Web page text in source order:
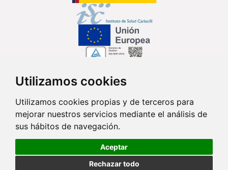
Utilizamos cookies
Utilizamos cookies propias y de terceros para
mejorar nuestros servicios mediante el análisis de
sus hábitos de navegación.
Aceptar
Rechazar todo
Síguenos en...
Contacto
Av. Monforte de Lemos, 3-5. Pabellón 11. Planta 0 28029 Madrid
info@ciberisciii.es